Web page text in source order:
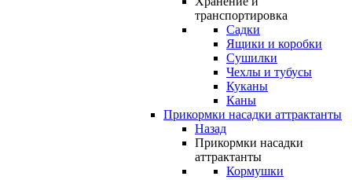
транспортировка
Садки
Ящики и коробки
Сушилки
Чехлы и тубусы
Куканы
Каны
Прикормки насадки аттрактанты
Назад
Прикормки насадки
аттрактанты
Кормушки